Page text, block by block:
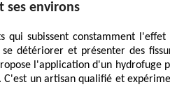
ses environs
qui subissent constamment l'effet
détériorer et présenter des
l'application d'un hydrofuge
un artisan qualifié et